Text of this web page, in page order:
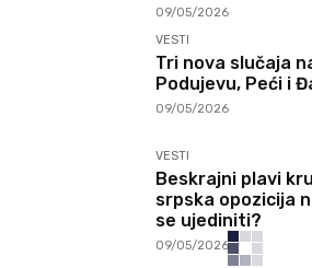
09/05/2026
VESTI
Tri nova slučaja
Podujevu, Peći i
09/05/2026
VESTI
Beskrajni plavi
srpska opozicija
se ujediniti?
09/05/2026